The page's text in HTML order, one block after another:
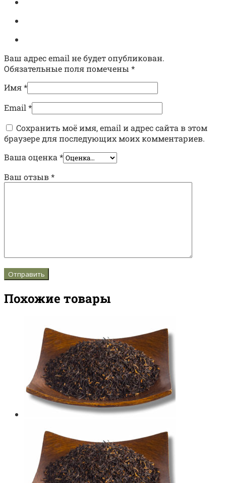
Ваш адрес email не будет опубликован.
Обязательные поля помечены *
Имя*
Email *
Сохранить моё имя, email и адрес сайта в этом
браузере для последующих моих комментариев.
Ваша оценка *
Ваш отзыв*
Похожие товары